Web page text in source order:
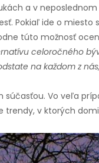
a v
Pokiaľ ide o miesto
túto možnosť
celoročného
na každom z
súčasťou. Vo veľa
trendy, v ktorých